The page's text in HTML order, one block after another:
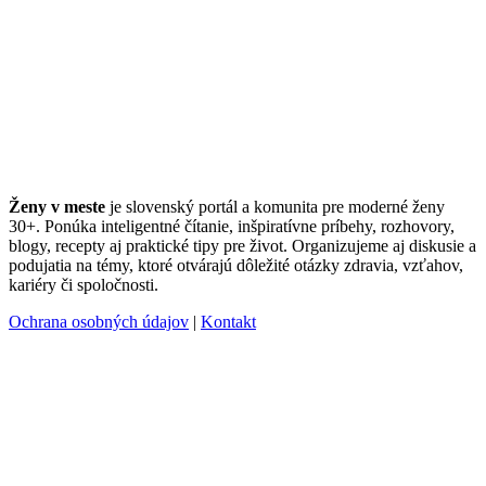
Ženy v meste je slovenský portál a komunita pre moderné ženy
30+. Ponúka inteligentné čítanie, inšpiratívne príbehy, rozhovory,
blogy, recepty aj praktické tipy pre život. Organizujeme aj diskusie a
podujatia na témy, ktoré otvárajú dôležité otázky zdravia, vzťahov,
kariéry či spoločnosti.
Ochrana osobných údajov | Kontakt